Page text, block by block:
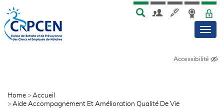
Skip
to
main
Aller
au
contenu
principal
MENU
Accessibilité
AFFILIÉS
FIL
Home
Accueil
Aide Accompagnement Et Amélioration Qualité De Vie